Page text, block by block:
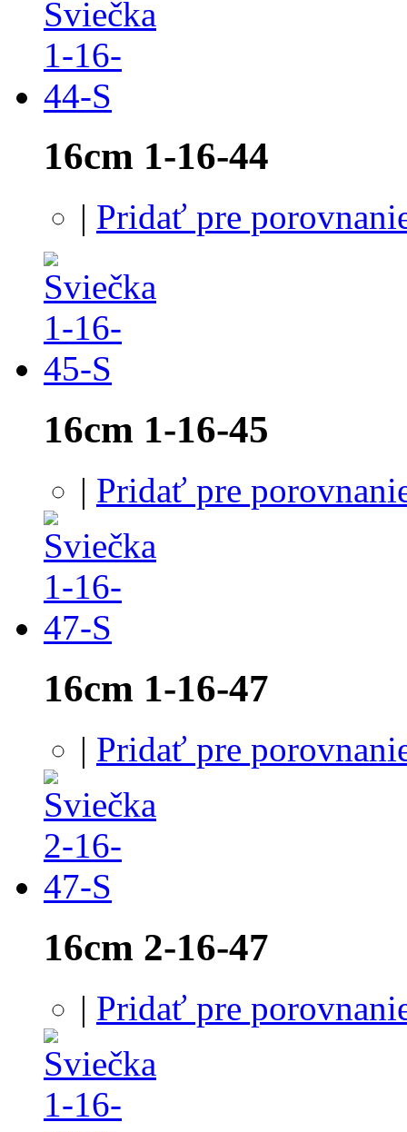
16cm 1-16-44
| Pridať pre
16cm 1-16-45
| Pridať pre
16cm 1-16-47
| Pridať pre
16cm 2-16-47
| Pridať pre